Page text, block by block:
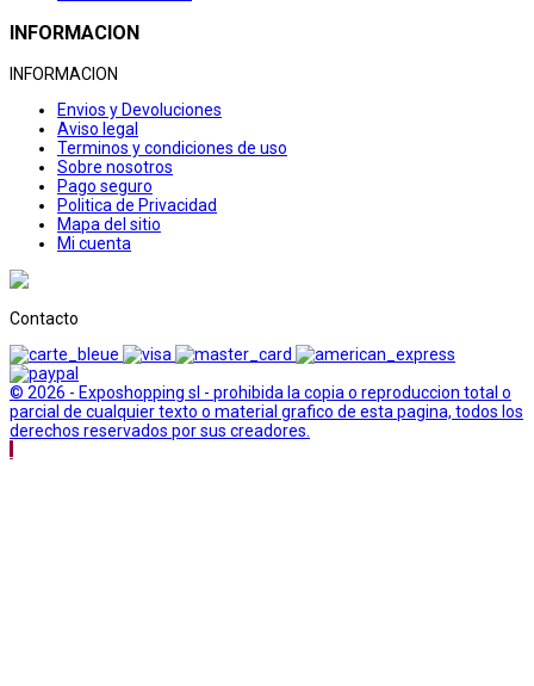
INFORMACION
INFORMACION
Envios y Devoluciones
Aviso legal
Terminos y condiciones de uso
Sobre nosotros
Pago seguro
Politica de Privacidad
Mapa del sitio
Mi cuenta
Contacto
© 2026 - Exposhopping sl - prohibida la copia o reproduccion total o
parcial de cualquier texto o material grafico de esta pagina, todos los
derechos reservados por sus creadores.